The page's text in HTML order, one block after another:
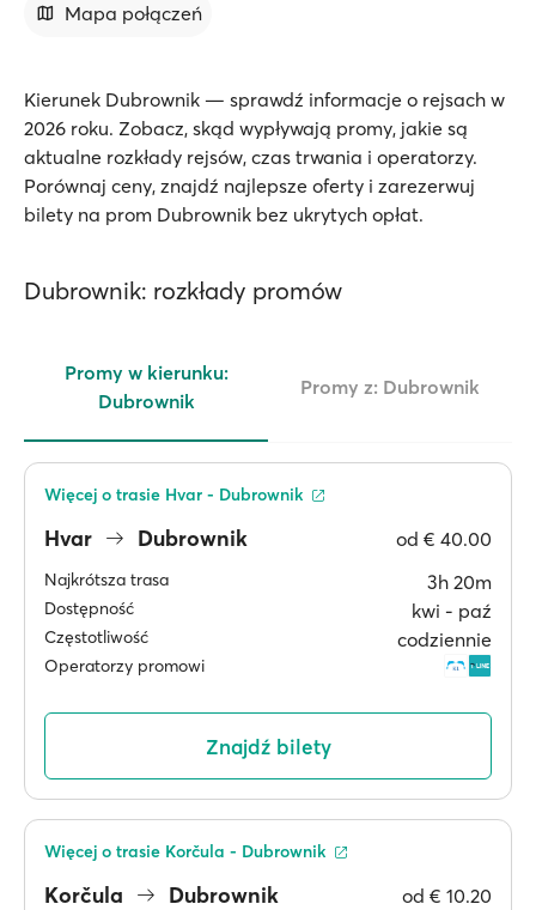
Mapa połączeń
Kierunek Dubrownik — sprawdź informacje o rejsach w
2026 roku. Zobacz, skąd wypływają promy, jakie są
aktualne rozkłady rejsów, czas trwania i operatorzy.
Porównaj ceny, znajdź najlepsze oferty i zarezerwuj
bilety na prom Dubrownik bez ukrytych opłat.
Dubrownik: rozkłady promów
Promy w kierunku:
Dubrownik
Promy z: Dubrownik
Hvar Dubrownik od € 40.00
Najkrótsza trasa 3h 20m
Dostępność kwi ‐ paź
Częstotliwość codziennie
Operatorzy promowi
Więcej o trasie Hvar - Dubrownik
Znajdź bilety
Korčula Dubrownik od € 10.20
Więcej o trasie Korčula - Dubrownik